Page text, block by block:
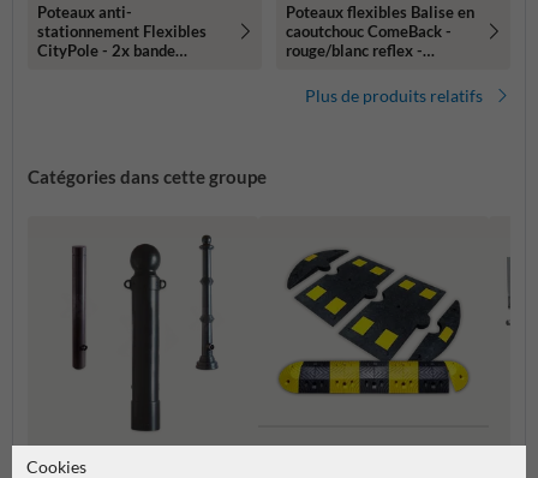
Poteaux anti-
stationnement Flexibles
CityPole - 2x bande
Poteaux flexibles Balise en
caoutchouc ComeBack -
rouge/blanc reflex -
Plus de produits relatifs
Catégories dans cette groupe
Cookies